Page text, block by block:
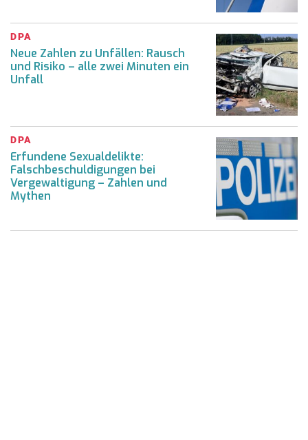
DPA
Neue Zahlen zu Unfällen: Rausch
und Risiko – alle zwei Minuten ein
Unfall
DPA
Erfundene Sexualdelikte:
Falschbeschuldigungen bei
Vergewaltigung – Zahlen und
Mythen